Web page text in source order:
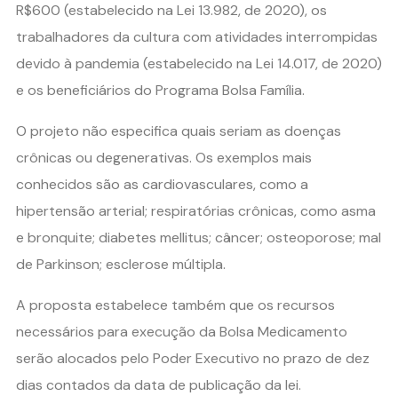
R$600 (estabelecido na Lei 13.982, de 2020), os
trabalhadores da cultura com atividades interrompidas
devido à pandemia (estabelecido na Lei 14.017, de 2020)
e os beneficiários do Programa Bolsa Família.
O projeto não especifica quais seriam as doenças
crônicas ou degenerativas. Os exemplos mais
conhecidos são as cardiovasculares, como a
hipertensão arterial; respiratórias crônicas, como asma
e bronquite; diabetes mellitus; câncer; osteoporose; mal
de Parkinson; esclerose múltipla.
A proposta estabelece também que os recursos
necessários para execução da Bolsa Medicamento
serão alocados pelo Poder Executivo no prazo de dez
dias contados da data de publicação da lei.